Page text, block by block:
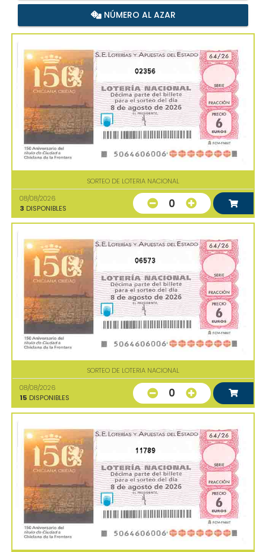
NÚMERO AL AZAR
02356
SORTEO DE LOTERIA NACIONAL
08/08/2026
3 DISPONIBLES 0
06573
SORTEO DE LOTERIA NACIONAL
08/08/2026
15 DISPONIBLES 0
11789